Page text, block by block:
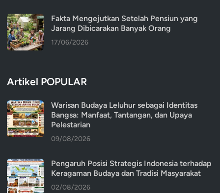
Fakta Mengejutkan Setelah Pensiun yang
Jarang Dibicarakan Banyak Orang
17/06/2026
Artikel POPULAR
Warisan Budaya Leluhur sebagai Identitas
Bangsa: Manfaat, Tantangan, dan Upaya
Pelestarian
09/08/2026
Pengaruh Posisi Strategis Indonesia terhadap
Keragaman Budaya dan Tradisi Masyarakat
02/08/2026